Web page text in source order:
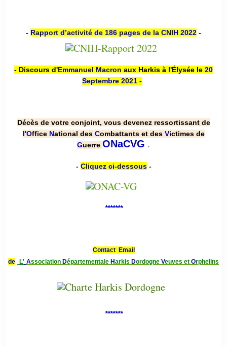
- Rapport d’activité de 186 pages de la CNIH 2022 -
- Discours d'Emmanuel Macron aux Harkis à l'Élysée le 20
Septembre 2021 -
Décès de votre conjoint, vous devenez ressortissant de
l'Office National des Combattants et des Victimes de
Guerre ONaCVG .
- Cliquez ci-dessous-
*******
Contact Email
de
L' Association Départementale Harkis Dordogne Veuves et Orphelins
*******